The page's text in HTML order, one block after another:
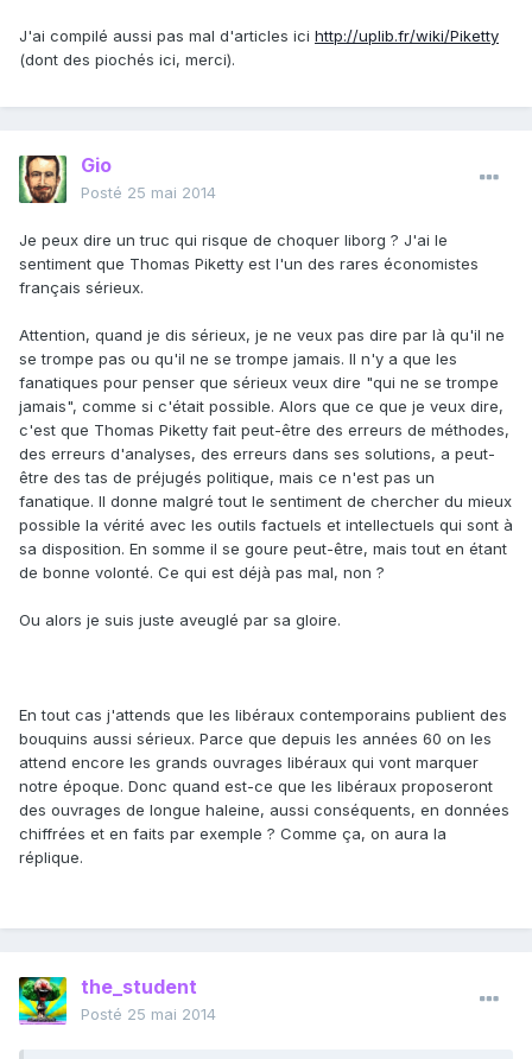
J'ai compilé aussi pas mal d'articles ici http://uplib.fr/wiki/Piketty
(dont des piochés ici, merci).
Gio
Posté 25 mai 2014
Je peux dire un truc qui risque de choquer liborg ? J'ai le
sentiment que Thomas Piketty est l'un des rares économistes
français sérieux.
Attention, quand je dis sérieux, je ne veux pas dire par là qu'il ne
se trompe pas ou qu'il ne se trompe jamais. Il n'y a que les
fanatiques pour penser que sérieux veux dire "qui ne se trompe
jamais", comme si c'était possible. Alors que ce que je veux dire,
c'est que Thomas Piketty fait peut-être des erreurs de méthodes,
des erreurs d'analyses, des erreurs dans ses solutions, a peut-
être des tas de préjugés politique, mais ce n'est pas un
fanatique. Il donne malgré tout le sentiment de chercher du mieux
possible la vérité avec les outils factuels et intellectuels qui sont à
sa disposition. En somme il se goure peut-être, mais tout en étant
de bonne volonté. Ce qui est déjà pas mal, non ?
Ou alors je suis juste aveuglé par sa gloire.
En tout cas j'attends que les libéraux contemporains publient des
bouquins aussi sérieux. Parce que depuis les années 60 on les
attend encore les grands ouvrages libéraux qui vont marquer
notre époque. Donc quand est-ce que les libéraux proposeront
des ouvrages de longue haleine, aussi conséquents, en données
chiffrées et en faits par exemple ? Comme ça, on aura la
réplique.
the_student
Posté 25 mai 2014